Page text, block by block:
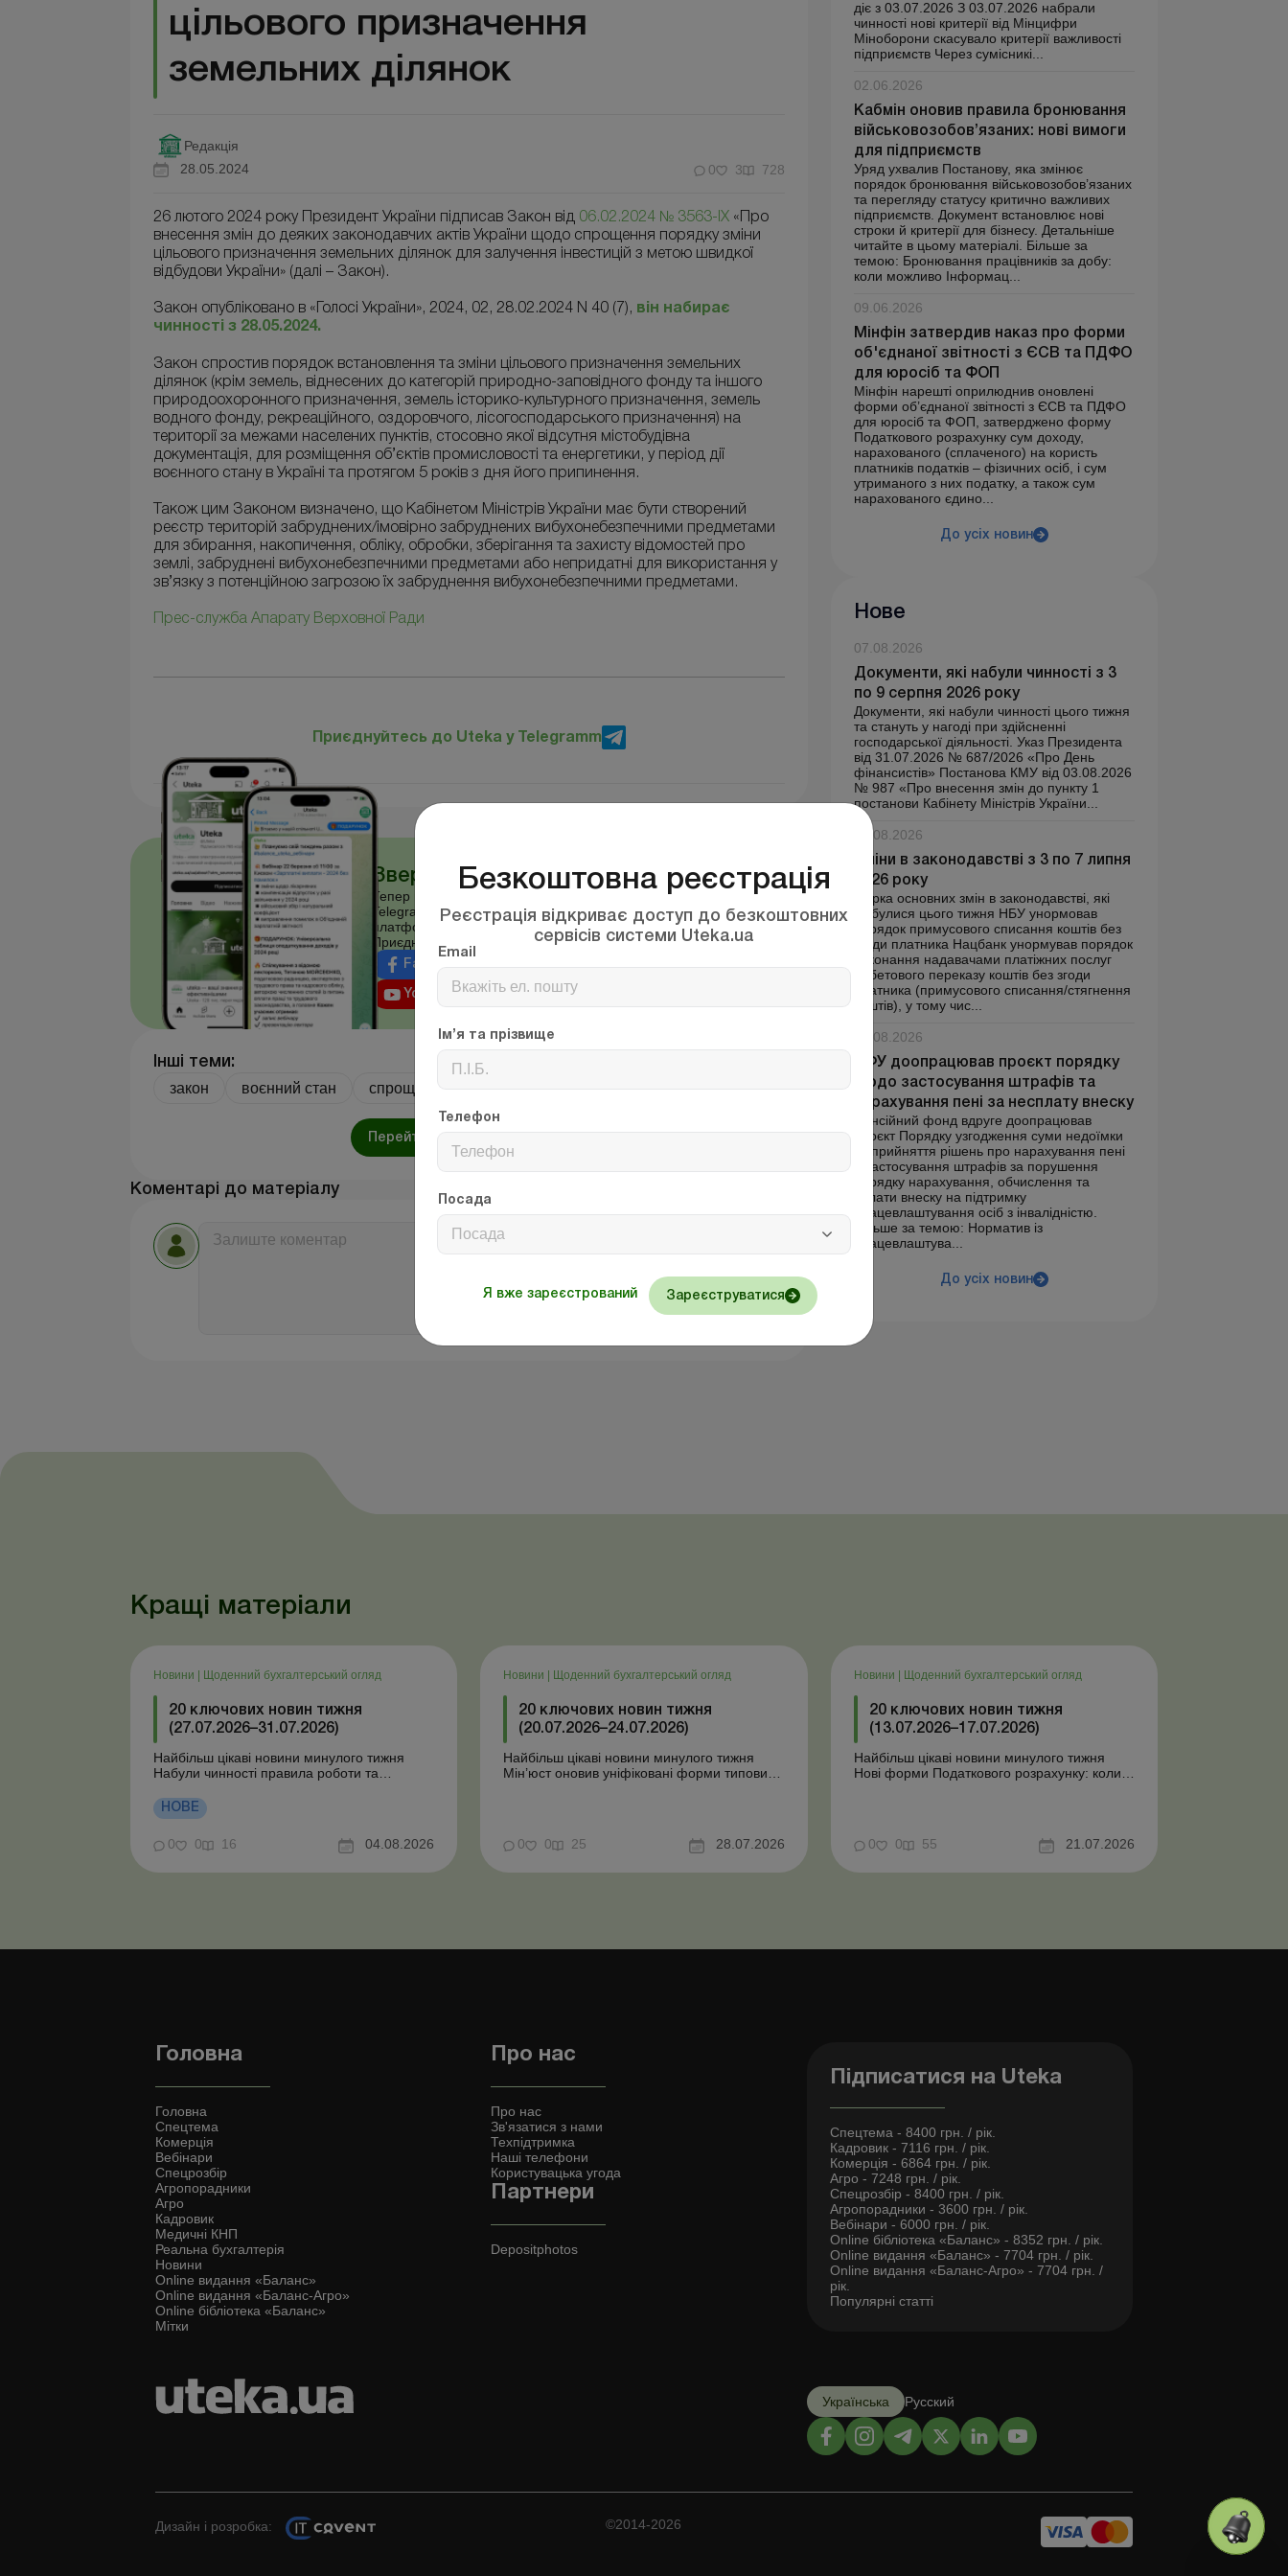
цільового призначення
земельних ділянок
Редакція
28.05.2024
0 3 728
26 лютого 2024 року Президент України підписав Закон від 06.02.2024 № 3563-ІХ «Про
внесення змін до деяких законодавчих актів України щодо спрощення порядку зміни
цільового призначення земельних ділянок для залучення інвестицій з метою швидкої
відбудови України» (далі – Закон).
Закон опубліковано в «Голосі України», 2024, 02, 28.02.2024 N 40 (7), він набирає
чинності з 28.05.2024.
Закон спростив порядок встановлення та зміни цільового призначення земельних
ділянок (крім земель, віднесених до категорій природно-заповідного фонду та іншого
природоохоронного призначення, земель історико-культурного призначення, земель
водного фонду, рекреаційного, оздоровчого, лісогосподарського призначення) на
території за межами населених пунктів, стосовно якої відсутня містобудівна
документація, для розміщення об’єктів промисловості та енергетики, у період дії
воєнного стану в Україні та протягом 5 років з дня його припинення.
Також цим Законом визначено, що Кабінетом Міністрів України має бути створений
реєстр територій забруднених/імовірно забруднених вибухонебезпечними предметами
для збирання, накопичення, обліку, обробки, зберігання та захисту відомостей про
землі, забруднені вибухонебезпечними предметами або непридатні для використання у
зв’язку з потенційною загрозою їх забруднення вибухонебезпечними предметами.
Прес-служба Апарату Верховної Ради
Приєднуйтесь до Uteka у Telegramm
Зверніть увагу!
Тепер ви можете читати бухгалтерські новини від “Uteka.ua” у
Telegram, а обговорювати їх у наших соціальних мережах та інших
платформах.
Приєднуйтесь і дізнавайтесь найважливіші новини першими!
Facebook Instagram Telegram Linkedin
YouTube
Інші теми:
закон воєнний стан спрощення цільове призначення землі
Перейти до усіх матеріалів
Коментарі до матеріалу
Відправити
діє з 03.07.2026 З 03.07.2026 набрали
чинності нові критерії від Мінцифри
Міноборони скасувало критерії важливості
підприємств Через сумісникі...
02.06.2026
Кабмін оновив правила бронювання
військовозобов’язаних: нові вимоги
для підприємств
Уряд ухвалив Постанову, яка змінює
порядок бронювання військовозобов’язаних
та перегляду статусу критично важливих
підприємств. Документ встановлює нові
строки й критерії для бізнесу. Детальніше
читайте в цьому матеріалі. Більше за
темою: Бронювання працівників за добу:
коли можливо Інформац...
09.06.2026
Мінфін затвердив наказ про форми
об'єднаної звітності з ЄСВ та ПДФО
для юросіб та ФОП
Мінфін нарешті оприлюднив оновлені
форми об’єднаної звітності з ЄСВ та ПДФО
для юросіб та ФОП, затверджено форму
Податкового розрахунку сум доходу,
нарахованого (сплаченого) на користь
платників податків – фізичних осіб, і сум
утриманого з них податку, а також сум
нарахованого єдино...
До усіх новин
Нове
07.08.2026
Документи, які набули чинності з 3
по 9 серпня 2026 року
Документи, які набули чинності цього тижня
та стануть у нагоді при здійсненні
господарської діяльності. Указ Президента
від 31.07.2026 № 687/2026 «Про День
фінансистів» Постанова КМУ від 03.08.2026
№ 987 «Про внесення змін до пункту 1
постанови Кабінету Міністрів України...
07.08.2026
Зміни в законодавстві з 3 по 7 липня
2026 року
Збірка основних змін в законодавстві, які
відбулися цього тижня НБУ унормовав
порядок примусового списання коштів без
згоди платника Нацбанк унормував порядок
виконання надавачами платіжних послуг
дебетового переказу коштів без згоди
платника (примусового списання/стягнення
коштів), у тому чис...
07.08.2026
ПФУ доопрацював проєкт порядку
щодо застосування штрафів та
нарахування пені за несплату внеску
Пенсійний фонд вдруге доопрацював
проєкт Порядку узгодження суми недоїмки
та прийняття рішень про нарахування пені
й застосування штрафів за порушення
порядку нарахування, обчислення та
сплати внеску на підтримку
працевлаштування осіб з інвалідністю.
Більше за темою: Норматив із
працевлаштува...
До усіх новин
Кращі матеріали
Новини Щоденний бухгалтерський огляд
20 ключових новин тижня
(27.07.2026–31.07.2026)
Найбільш цікаві новини минулого тижня
Набули чинності правила роботи та
закони про мобілізацію та воєнний стан Для
сільгосппідприємств і ФОП запроваджено
нові одноразові статистичні форми З 2
серпня змінюється порядок зарахування
НОВЕ
0 0 16 04.08.2026
Новини Щоденний бухгалтерський огляд
20 ключових новин тижня
(20.07.2026–24.07.2026)
Найбільш цікаві новини минулого тижня
Мін’юст оновив уніфіковані форми типових
«у розшуку»: що потрібно знати
0 0 25 28.07.2026
Новини Щоденний бухгалтерський огляд
20 ключових новин тижня
(13.07.2026–17.07.2026)
Найбільш цікаві новини минулого тижня
Нові форми Податкового розрахунку: коли
Координаційний центр з організації
0 0 55 21.07.2026
Безкоштовна реєстрація
Реєстрація відкриває доступ до безкоштовних
сервісів системи Uteka.ua
Email
Ім’я та прізвище
Телефон
Посада
Посада
Я вже зареєстрований Зареєструватися
Головна
Головна
Спецтема
Комерція
Вебінари
Спецрозбір
Агропорадники
Агро
Кадровик
Медичні КНП
Реальна бухгалтерія
Новини
Online видання «Баланс»
Online видання «Баланс-Агро»
Online бібліотека «Баланс»
Мітки
Про нас
Про нас
Зв'язатися з нами
Техпідтримка
Наші телефони
Користувацька угода
Партнери
Depositphotos
Підписатися на Uteka
Спецтема - 8400 грн. / рік.
Кадровик - 7116 грн. / рік.
Комерція - 6864 грн. / рік.
Агро - 7248 грн. / рік.
Спецрозбір - 8400 грн. / рік.
Агропорадники - 3600 грн. / рік.
Вебінари - 6000 грн. / рік.
Online бібліотека «Баланс» - 8352 грн. / рік.
Online видання «Баланс» - 7704 грн. / рік.
Online видання «Баланс-Агро» - 7704 грн. /
рік.
Популярні статті
Українська Русский
Дизайн і розробка: ©2014-2026